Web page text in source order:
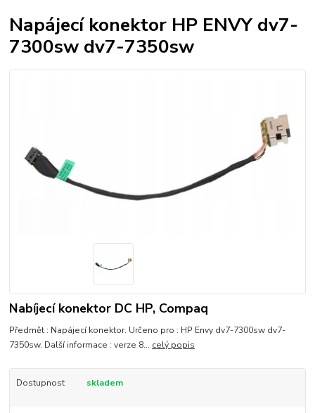
Napájecí konektor HP ENVY dv7-
7300sw dv7-7350sw
Nabíjecí konektor DC HP, Compaq
Předmět : Napájecí konektor. Určeno pro : HP Envy dv7-7300sw dv7-
7350sw. Další informace : verze 8... celý popis
Dostupnost skladem